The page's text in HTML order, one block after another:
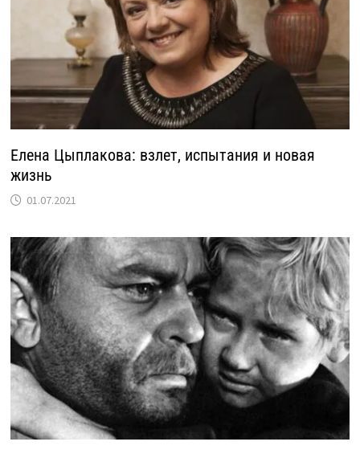
Елена Цыплакова: взлет, испытания и новая
жизнь
01.07.2021